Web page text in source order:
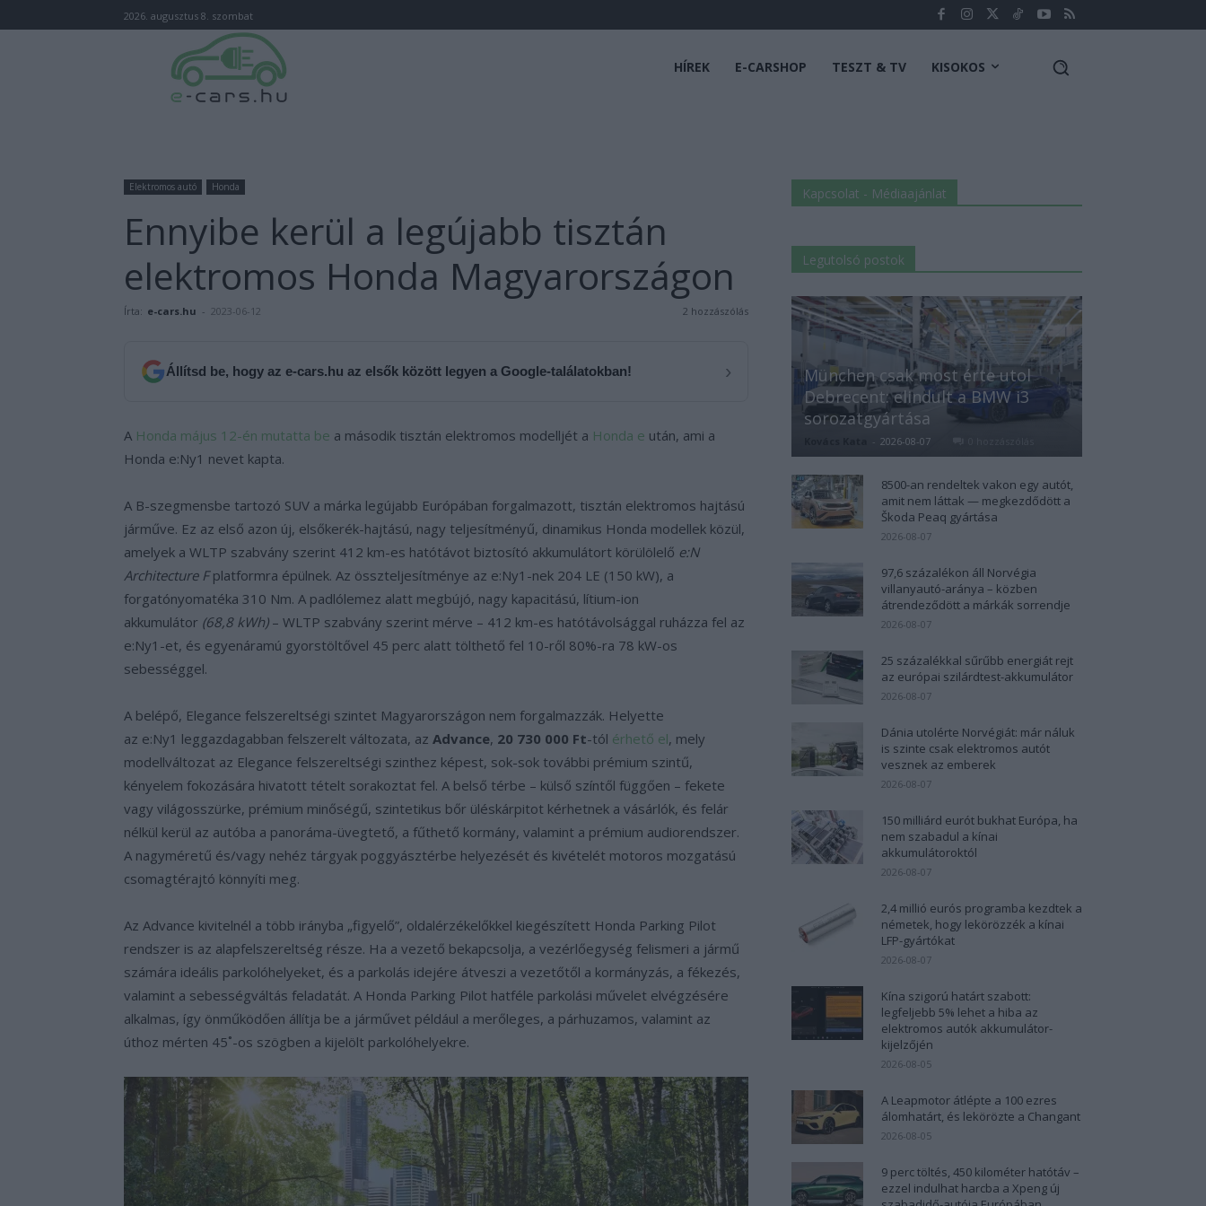
2026. augusztus 8. szombat
HÍREK E-CARSHOP TESZT & TV KISOKOS
Elektromos autó Honda
Ennyibe kerül a legújabb tisztán
elektromos Honda Magyarországon
Írta: e-cars.hu - 2023-06-12 2 hozzászólás
Állítsd be, hogy az e-cars.hu az elsők között legyen a Google-találatokban! ›
A Honda május 12-én mutatta be a második tisztán elektromos modelljét a Honda e után, ami a
Honda e:Ny1 nevet kapta.
A B-szegmensbe tartozó SUV a márka legújabb Európában forgalmazott, tisztán elektromos hajtású
járműve. Ez az első azon új, elsőkerék-hajtású, nagy teljesítményű, dinamikus Honda modellek közül,
amelyek a WLTP szabvány szerint 412 km-es hatótávot biztosító akkumulátort körülölelő e:N
Architecture Fplatformra épülnek. Az összteljesítménye az e:Ny1-nek 204 LE (150 kW), a
forgatónyomatéka 310 Nm. A padlólemez alatt megbújó, nagy kapacitású, lítium-ion
akkumulátor (68,8 kWh)– WLTP szabvány szerint mérve – 412 km-es hatótávolsággal ruházza fel az
e:Ny1-et, és egyenáramú gyorstöltővel 45 perc alatt tölthető fel 10-ről 80%-ra 78 kW-os
sebességgel.
A belépő, Elegance felszereltségi szintet Magyarországon nem forgalmazzák. Helyette
az e:Ny1 leggazdagabban felszerelt változata, az Advance, 20 730 000 Ft-tól érhető el, mely
modellváltozat az Elegance felszereltségi szinthez képest, sok-sok további prémium szintű,
kényelem fokozására hivatott tételt sorakoztat fel. A belső térbe – külső színtől függően – fekete
vagy világosszürke, prémium minőségű, szintetikus bőr üléskárpitot kérhetnek a vásárlók, és felár
nélkül kerül az autóba a panoráma-üvegtető, a fűthető kormány, valamint a prémium audiorendszer.
A nagyméretű és/vagy nehéz tárgyak poggyásztérbe helyezését és kivételét motoros mozgatású
csomagtérajtó könnyíti meg.
Az Advance kivitelnél a több irányba „figyelő”, oldalérzékelőkkel kiegészített Honda Parking Pilot
rendszer is az alapfelszereltség része. Ha a vezető bekapcsolja, a vezérlőegység felismeri a jármű
számára ideális parkolóhelyeket, és a parkolás idejére átveszi a vezetőtől a kormányzás, a fékezés,
valamint a sebességváltás feladatát. A Honda Parking Pilot hatféle parkolási művelet elvégzésére
alkalmas, így önműködően állítja be a járművet például a merőleges, a párhuzamos, valamint az
úthoz mérten 45˚-os szögben a kijelölt parkolóhelyekre.
Kapcsolat - Médiaajánlat
Legutolsó postok
München csak most érte utol
Debrecent: elindult a BMW i3
sorozatgyártása
- 2026-08-07
8500-an rendeltek vakon egy autót,
amit nem láttak — megkezdődött a
Škoda Peaq gyártása
2026-08-07
97,6 százalékon áll Norvégia
villanyautó-aránya – közben
átrendeződött a márkák sorrendje
2026-08-07
25 százalékkal sűrűbb energiát rejt
az európai szilárdtest-akkumulátor
2026-08-07
Dánia utolérte Norvégiát: már náluk
is szinte csak elektromos autót
vesznek az emberek
2026-08-07
150 milliárd eurót bukhat Európa, ha
nem szabadul a kínai
akkumulátoroktól
2026-08-07
2,4 millió eurós programba kezdtek a
németek, hogy lekörözzék a kínai
LFP-gyártókat
2026-08-07
Kína szigorú határt szabott:
legfeljebb 5% lehet a hiba az
elektromos autók akkumulátor-
kijelzőjén
2026-08-05
A Leapmotor átlépte a 100 ezres
álomhatárt, és lekörözte a Changant
2026-08-05
9 perc töltés, 450 kilométer hatótáv –
ezzel indulhat harcba a Xpeng új